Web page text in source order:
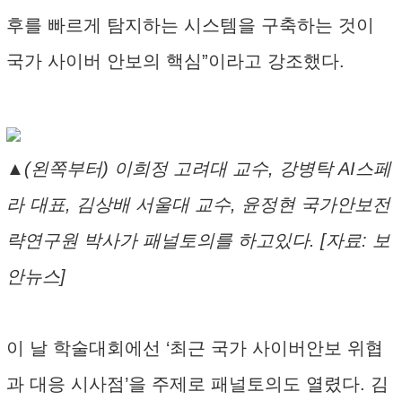
후를 빠르게 탐지하는 시스템을 구축하는 것이
국가 사이버 안보의 핵심”이라고 강조했다.
▲(왼쪽부터) 이희정 고려대 교수, 강병탁 AI스페
라 대표, 김상배 서울대 교수, 윤정현 국가안보전
략연구원 박사가 패널토의를 하고있다. [자료: 보
안뉴스]
이 날 학술대회에선 ‘최근 국가 사이버안보 위협
과 대응 시사점’을 주제로 패널토의도 열렸다. 김